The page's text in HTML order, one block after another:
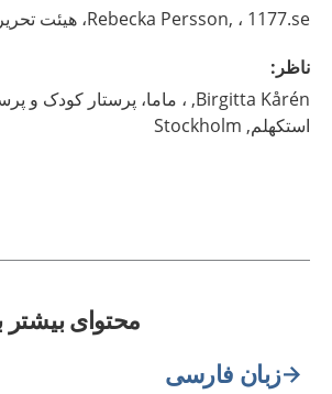
Rebecka Persson, ، 1177.se، هیئت تحریریه ملی
ناظر :
Birgitta Kårén,
، ماما، پرستار کودک و
استکهلم, Stockholm
محتوای
زبان فارسی